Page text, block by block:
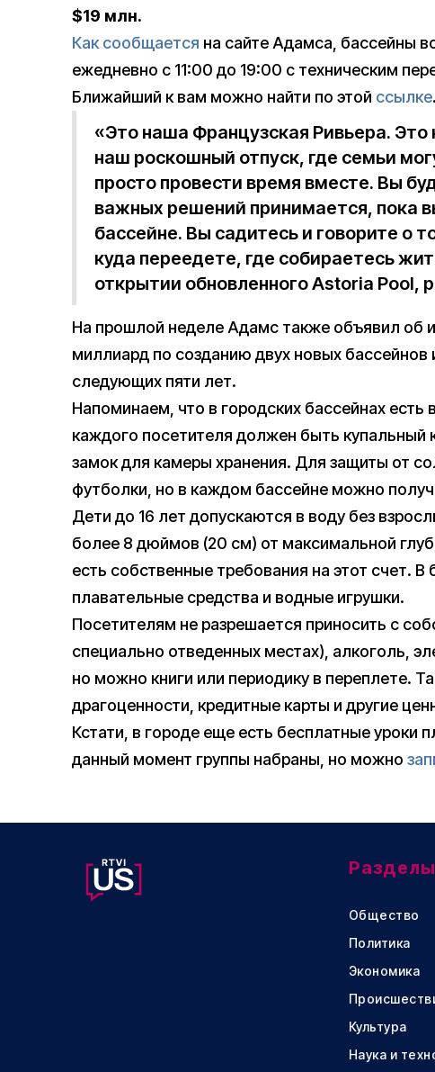
$19 млн.
Как сообщается на сайте Адамса, бассейны
ежедневно с 11:00 до 19:00 с техническим
Ближайший к вам можно найти по этой ссылке.
«Это наша Французская Ривьера.
наш роскошный отпуск, где семьи
просто провести время вместе. Вы
важных решений принимается, пока
бассейне. Вы садитесь и говорите о
куда переедете, где собираетесь
открытии обновленного Astoria Pool,
На прошлой неделе Адамс также объявил об
миллиард по созданию двух новых бассейнов
следующих пяти лет.
Напоминаем, что в городских бассейнах есть
каждого посетителя должен быть купальный
замок для камеры хранения. Для защиты от
футболки, но в каждом бассейне можно
Дети до 16 лет допускаются в воду без
более 8 дюймов (20 см) от максимальной
есть собственные требования на этот счет. В
плавательные средства и водные игрушки.
Посетителям не разрешается приносить с
специально отведенных местах), алкоголь,
но можно книги или периодику в переплете.
драгоценности, кредитные карты и другие
Кстати, в городе еще есть бесплатные уроки
данный момент группы набраны, но можно
Разделы
Общество
Политика
Экономика
Культура
Наука и